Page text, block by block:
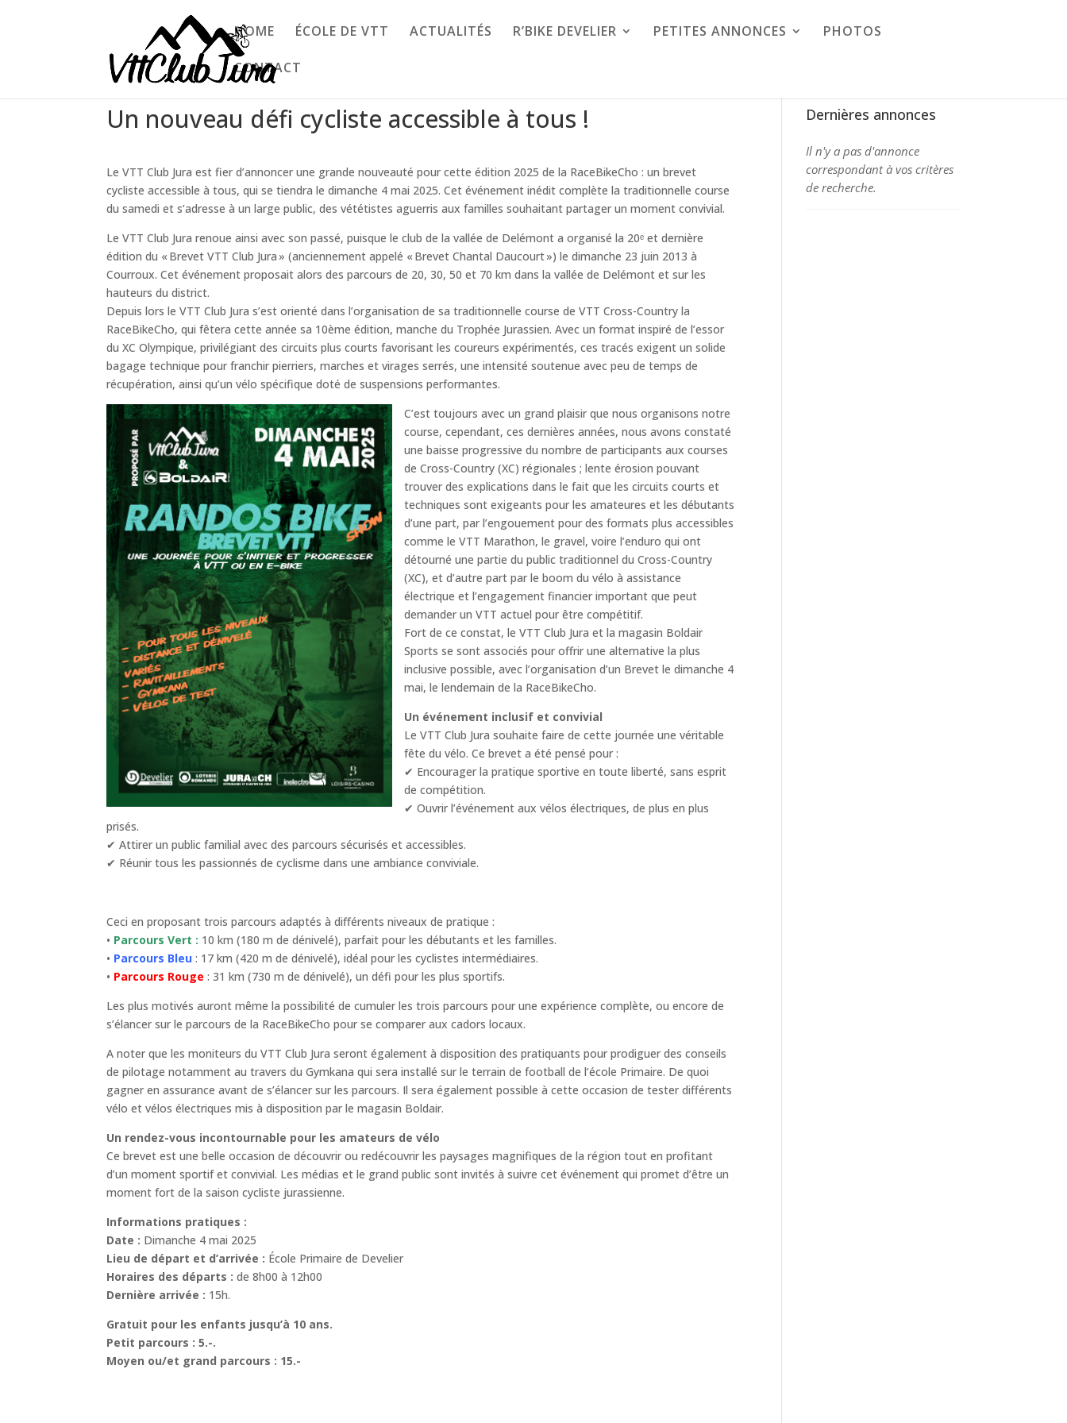
HOME ÉCOLE DE VTT ACTUALITÉS R’BIKE DEVELIER PETITES ANNONCES PHOTOS
CONTACT
Un nouveau défi cycliste accessible à tous !
Le VTT Club Jura est fier d’annoncer une grande nouveauté pour cette édition 2025 de la RaceBikeCho : un brevet
cycliste accessible à tous, qui se tiendra le dimanche 4 mai 2025. Cet événement inédit complète la traditionnelle course
du samedi et s’adresse à un large public, des vététistes aguerris aux familles souhaitant partager un moment convivial.
Le VTT Club Jura renoue ainsi avec son passé, puisque le club de la vallée de Delémont a organisé la 20ᵉ et dernière
édition du « Brevet VTT Club Jura » (anciennement appelé « Brevet Chantal Daucourt ») le dimanche 23 juin 2013 à
Courroux. Cet événement proposait alors des parcours de 20, 30, 50 et 70 km dans la vallée de Delémont et sur les
hauteurs du district.
Depuis lors le VTT Club Jura s’est orienté dans l’organisation de sa traditionnelle course de VTT Cross-Country la
RaceBikeCho, qui fêtera cette année sa 10ème édition, manche du Trophée Jurassien. Avec un format inspiré de l’essor
du XC Olympique, privilégiant des circuits plus courts favorisant les coureurs expérimentés, ces tracés exigent un solide
bagage technique pour franchir pierriers, marches et virages serrés, une intensité soutenue avec peu de temps de
récupération, ainsi qu’un vélo spécifique doté de suspensions performantes.
C’est toujours avec un grand plaisir que nous organisons notre
course, cependant, ces dernières années, nous avons constaté
une baisse progressive du nombre de participants aux courses
de Cross-Country (XC) régionales ; lente érosion pouvant
trouver des explications dans le fait que les circuits courts et
techniques sont exigeants pour les amateures et les débutants
d’une part, par l’engouement pour des formats plus accessibles
comme le VTT Marathon, le gravel, voire l’enduro qui ont
détourné une partie du public traditionnel du Cross-Country
(XC), et d’autre part par le boom du vélo à assistance
électrique et l’engagement financier important que peut
demander un VTT actuel pour être compétitif.
Fort de ce constat, le VTT Club Jura et la magasin Boldair
Sports se sont associés pour offrir une alternative la plus
inclusive possible, avec l’organisation d’un Brevet le dimanche 4
mai, le lendemain de la RaceBikeCho.
Un événement inclusif et convivial
Le VTT Club Jura souhaite faire de cette journée une véritable
fête du vélo. Ce brevet a été pensé pour :
✔ Encourager la pratique sportive en toute liberté, sans esprit
de compétition.
✔ Ouvrir l’événement aux vélos électriques, de plus en plus
prisés.
✔ Attirer un public familial avec des parcours sécurisés et accessibles.
✔ Réunir tous les passionnés de cyclisme dans une ambiance conviviale.
Ceci en proposant trois parcours adaptés à différents niveaux de pratique :
• Parcours Vert : 10 km (180 m de dénivelé), parfait pour les débutants et les familles.
• Parcours Bleu : 17 km (420 m de dénivelé), idéal pour les cyclistes intermédiaires.
• Parcours Rouge : 31 km (730 m de dénivelé), un défi pour les plus sportifs.
Les plus motivés auront même la possibilité de cumuler les trois parcours pour une expérience complète, ou encore de
s’élancer sur le parcours de la RaceBikeCho pour se comparer aux cadors locaux.
A noter que les moniteurs du VTT Club Jura seront également à disposition des pratiquants pour prodiguer des conseils
de pilotage notamment au travers du Gymkana qui sera installé sur le terrain de football de l’école Primaire. De quoi
gagner en assurance avant de s’élancer sur les parcours. Il sera également possible à cette occasion de tester différents
vélo et vélos électriques mis à disposition par le magasin Boldair.
Un rendez-vous incontournable pour les amateurs de vélo
Ce brevet est une belle occasion de découvrir ou redécouvrir les paysages magnifiques de la région tout en profitant
d’un moment sportif et convivial. Les médias et le grand public sont invités à suivre cet événement qui promet d’être un
moment fort de la saison cycliste jurassienne.
Informations pratiques :
Date : Dimanche 4 mai 2025
Lieu de départ et d’arrivée : École Primaire de Develier
Horaires des départs : de 8h00 à 12h00
Dernière arrivée : 15h.
Gratuit pour les enfants jusqu’à 10 ans.
Petit parcours : 5.-.
Moyen ou/et grand parcours : 15.-
Dernières annonces
Il n'y a pas d'annonce
correspondant à vos critères
de recherche.